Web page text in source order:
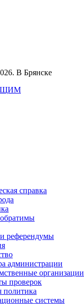
В Брянске
справка
референдумы
администрации
организации
проверок
политика
системы